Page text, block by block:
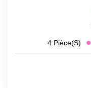
4 Pièce(s)